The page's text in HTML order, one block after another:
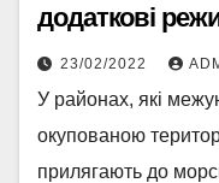
додаткові
23/02/2022
У районах, які
окупованою
прилягають до